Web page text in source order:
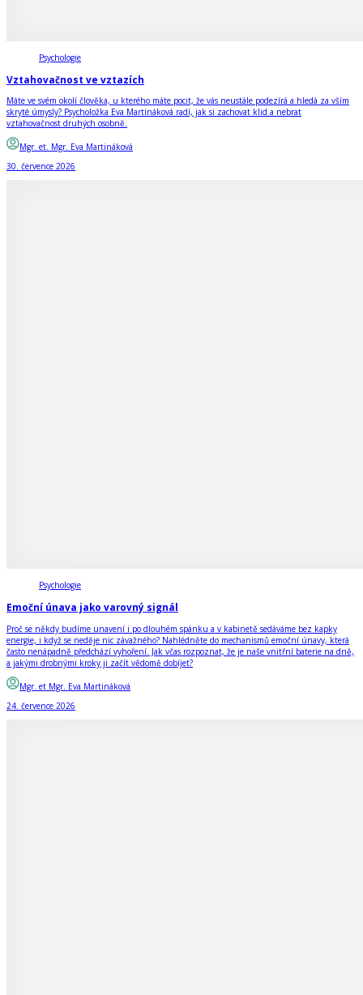
Psychologie
Vztahovačnost ve vztazích
Máte ve svém okolí člověka, u kterého máte pocit, že vás neustále podezírá a hledá za vším
skryté úmysly? Psycholožka Eva Martináková radí, jak si zachovat klid a nebrat
vztahovačnost druhých osobně.
Mgr. et. Mgr. Eva Martináková
30. července 2026
Psychologie
Emoční únava jako varovný signál
Proč se někdy budíme unavení i po dlouhém spánku a v kabinetě sedáváme bez kapky
energie, i když se neděje nic závažného? Nahlédněte do mechanismů emoční únavy, která
často nenápadně předchází vyhoření. Jak včas rozpoznat, že je naše vnitřní baterie na dně,
a jakými drobnými kroky ji začít vědomě dobíjet?
Mgr. et Mgr. Eva Martináková
24. července 2026